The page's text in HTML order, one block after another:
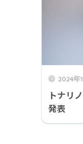
2024年
トナリ
発表